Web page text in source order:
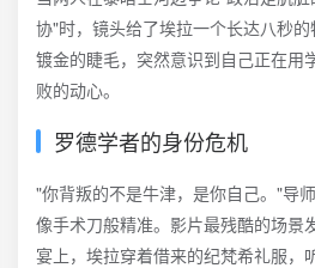
协"时，镜头给了埃拉一个长达八秒
镀金的睫毛，突然意识到自己正在用
败的动心。
罗德学者的身份危机
"你背叛的不是牛津，是你自己。"导
像手术刀般精准。影片最残酷的场景
宴上，埃拉穿着借来的纪梵希礼服，